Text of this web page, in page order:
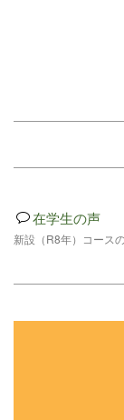
在学生の声
新設（R8年）コース